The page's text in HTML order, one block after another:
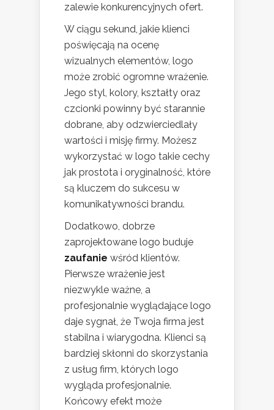
zalewie konkurencyjnych ofert.
W ciągu sekund, jakie klienci
poświęcają na ocenę
wizualnych elementów, logo
może zrobić ogromne wrażenie.
Jego styl, kolory, kształty oraz
czcionki powinny być starannie
dobrane, aby odzwierciedlały
wartości i misję firmy. Możesz
wykorzystać w logo takie cechy
jak prostota i oryginalność, które
są kluczem do sukcesu w
komunikatywności brandu.
Dodatkowo, dobrze
zaprojektowane logo buduje
zaufanie wśród klientów.
Pierwsze wrażenie jest
niezwykle ważne, a
profesjonalnie wyglądające logo
daje sygnał, że Twoja firma jest
stabilna i wiarygodna. Klienci są
bardziej skłonni do skorzystania
z usług firm, których logo
wygląda profesjonalnie.
Końcowy efekt może